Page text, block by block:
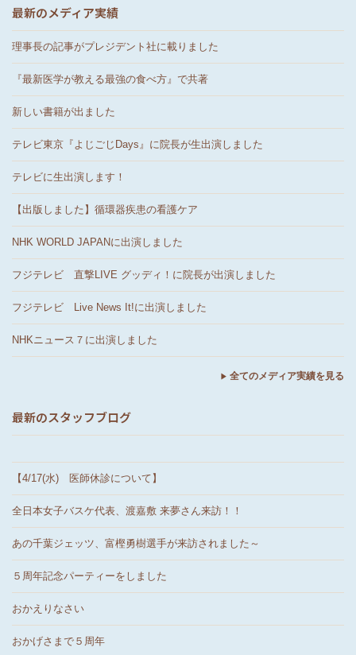
最新のメディア実績
理事長の記事がプレジデント社に載りました
『最新医学が教える最強の食べ方』で共著
新しい書籍が出ました
テレビ東京『よじごじDays』に院長が生出演しました
テレビに生出演します！
【出版しました】循環器疾患の看護ケア
NHK WORLD JAPANに出演しました
フジテレビ 直撃LIVE グッディ！に院長が出演しました
フジテレビ Live News It!に出演しました
NHKニュース７に出演しました
全てのメディア実績を見る
最新のスタッフブログ
【4/17(水) 医師休診について】
全日本女子バスケ代表、渡嘉敷 来夢さん来訪！！
あの千葉ジェッツ、富樫勇樹選手が来訪されました～
５周年記念パーティーをしました
おかえりなさい
おかげさまで５周年